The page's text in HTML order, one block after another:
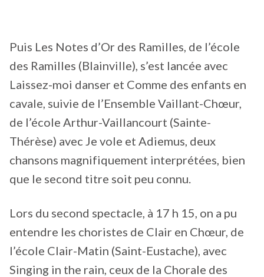
Puis Les Notes d’Or des Ramilles, de l’école
des Ramilles (Blainville), s’est lancée avec
Laissez-moi danser et Comme des enfants en
cavale, suivie de l’Ensemble Vaillant-Chœur,
de l’école Arthur-Vaillancourt (Sainte-
Thérèse) avec Je vole et Adiemus, deux
chansons magnifiquement interprétées, bien
que le second titre soit peu connu.
Lors du second spectacle, à 17 h 15, on a pu
entendre les choristes de Clair en Chœur, de
l’école Clair-Matin (Saint-Eustache), avec
Singing in the rain, ceux de la Chorale des